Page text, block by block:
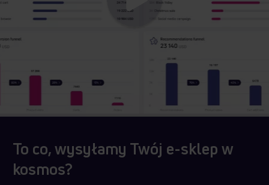
To co, wysyłamy Twój e-sklep w
kosmos?